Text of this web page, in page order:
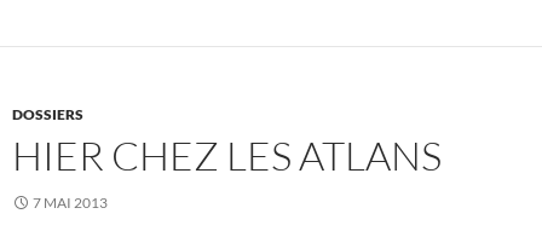
DOSSIERS
HIER CHEZ LES ATLANS
7 MAI 2013